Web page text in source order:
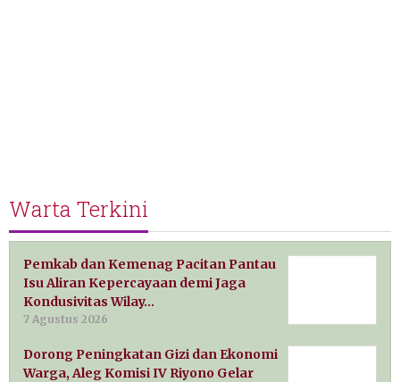
Warta Terkini
Pemkab dan Kemenag Pacitan Pantau
Isu Aliran Kepercayaan demi Jaga
Kondusivitas Wilay…
7 Agustus 2026
Dorong Peningkatan Gizi dan Ekonomi
Warga, Aleg Komisi IV Riyono Gelar